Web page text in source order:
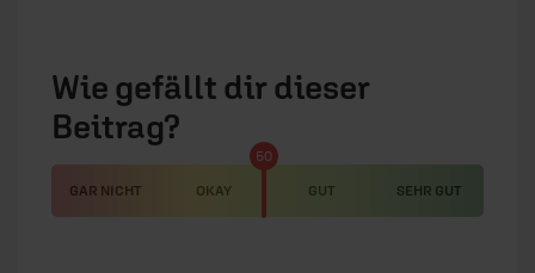
Wie gefällt dir dieser
Beitrag?
GAR NICHT OKAY GUT SEHR GUT
50